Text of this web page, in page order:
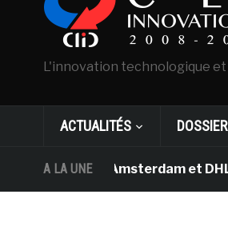
L'innovation technologique
ACTUALITÉS
A LA UNE
Gogh d’Amsterdam et DHL